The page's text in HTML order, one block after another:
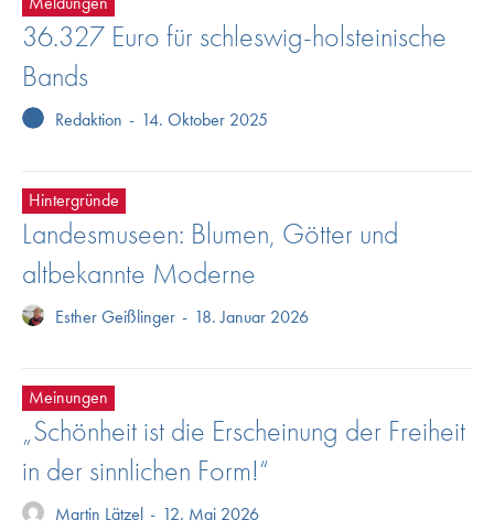
36.327 Euro für schleswig-holsteinische
Bands
Redaktion - 14. Oktober 2025
Hintergründe
Landesmuseen: Blumen, Götter und
altbekannte Moderne
Esther Geißlinger - 18. Januar 2026
Meinungen
„Schönheit ist die Erscheinung der Freiheit
in der sinnlichen Form!“
Martin Lätzel - 12. Mai 2026